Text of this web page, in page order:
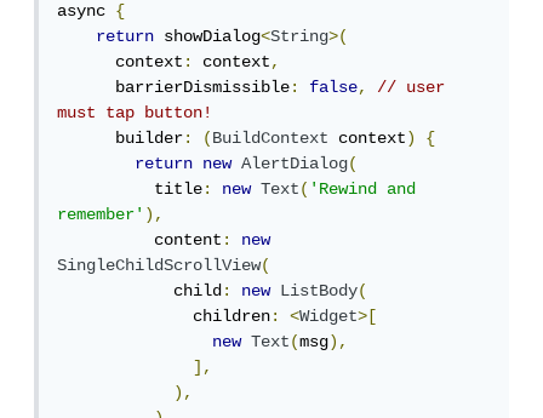
async {
return showDialog<String>(
      context
: context,
      barrierDismissible
: false,
// user
must tap button!
      builder
: (BuildContext context)
{
return
new AlertDialog(
          title
: new Text('Rewind and
remember'),
          content
:
new
SingleChildScrollView(
            child
: new ListBody(
              children
: <Widget>[
new
Text(msg),
],
),